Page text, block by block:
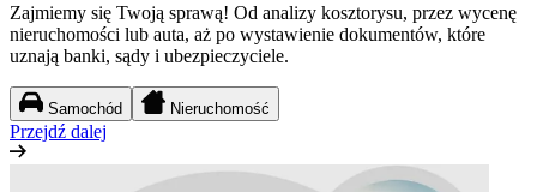
Zajmiemy się Twoją sprawą! Od analizy kosztorysu, przez wycenę
nieruchomości lub auta, aż po wystawienie dokumentów, które
uznają banki, sądy i ubezpieczyciele.
Samochód Nieruchomość
Przejdź dalej